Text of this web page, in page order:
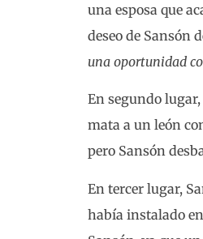
una esposa que
deseo de Sansón
una oportunidad
En segundo
mata a un león
pero Sansón
En tercer lugar,
había instalado